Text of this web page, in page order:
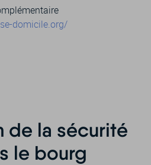
domicile.org/
de la sécurité
le bourg